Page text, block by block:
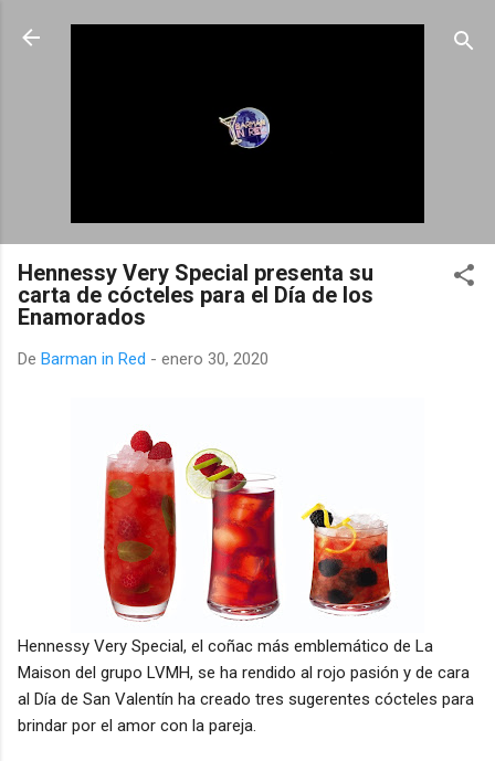
Ir al contenido principal
Hennessy Very Special presenta su
carta de cócteles para el Día de los
Enamorados
De Barman in Red - enero 30, 2020
Hennessy Very Special, el coñac más emblemático de La
Maison del grupo LVMH, se ha rendido al rojo pasión y de cara
al Día de San Valentín ha creado tres sugerentes cócteles para
brindar por el amor con la pareja.